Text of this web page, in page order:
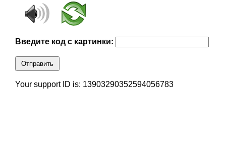
Введите код с картинки:
Отправить
Your support ID is: 13903290352594056783